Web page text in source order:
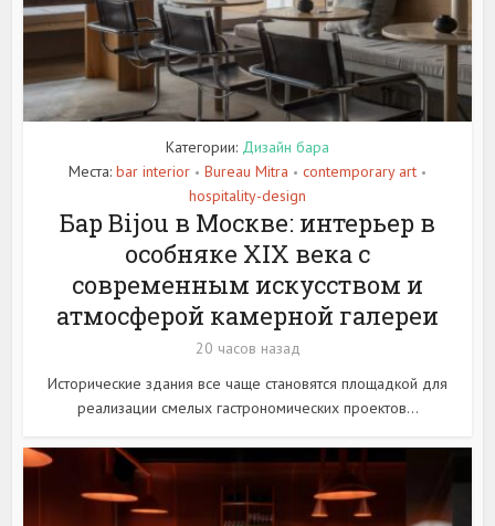
Категории: Дизайн бара
Места: bar interior • Bureau Mitra • contemporary art •
hospitality-design
Бар Bijou в Москве: интерьер в
особняке XIX века с
современным искусством и
атмосферой камерной галереи
20 часов назад
Исторические здания все чаще становятся площадкой для
реализации смелых гастрономических проектов...